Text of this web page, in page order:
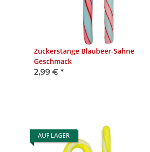
Zuckerstange Blaubeer-Sahne
Geschmack
2,99 € *
AUF LAGER